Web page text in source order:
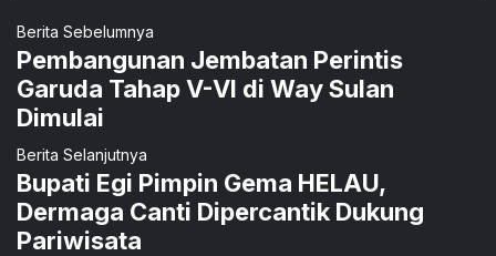
Berita Sebelumnya
Pembangunan Jembatan Perintis
Garuda Tahap V-VI di Way Sulan
Dimulai
Berita Selanjutnya
Bupati Egi Pimpin Gema HELAU,
Dermaga Canti Dipercantik Dukung
Pariwisata